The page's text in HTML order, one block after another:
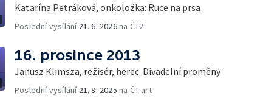
Katarína Petráková, onkoložka: Ruce na prsa
Poslední vysílání 21. 6. 2026na ČT2
16. prosince 2013
Janusz Klimsza, režisér, herec: Divadelní proměny
Poslední vysílání 21. 8. 2025 na ČT art